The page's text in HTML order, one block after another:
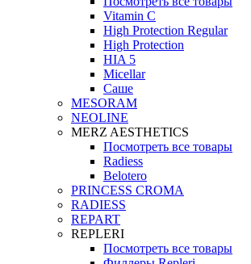
Vitamin C
High Protection Regular
High Protection
HIA 5
Micellar
Саше
MESORAM
NEOLINE
MERZ AESTHETICS
Посмотреть все товары
Radiess
Belotero
PRINCESS CROMA
RADIESS
REPART
REPLERI
Посмотреть все товары